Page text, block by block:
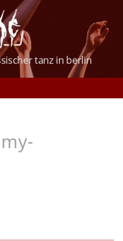
tanz in berlin